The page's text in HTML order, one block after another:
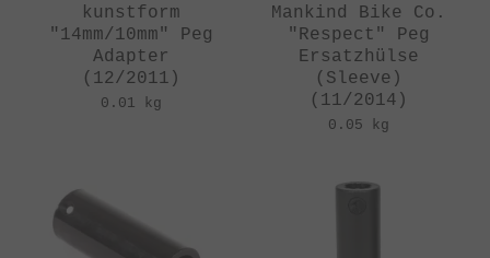
kunstform
"14mm/10mm" Peg
Adapter
(12/2011)
0.01 kg
Mankind Bike Co.
"Respect" Peg
Ersatzhülse
(Sleeve)
(11/2014)
0.05 kg